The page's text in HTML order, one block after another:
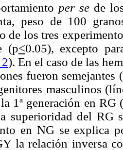
per se de
peso de 100
de los tres
(p<0.05), excepto
). En el caso de las
fueron
masculinos
1ª generación en
superioridad del RG
en NG se explica
la relación inversa